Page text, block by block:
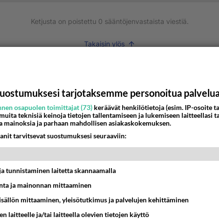
Ketjusta on poistettu 0 sääntöjenvastaista viestiä.
Takaisin ylös
KUUKAUSI
ei mene hyvin
Kotimaiset julkkisjuorut
Aitolehden isäpuoli on tämä suosittu laulaja
Kotimaiset julkkisjuorut
kaivattusi on tehnyt?
tarjotaksemme personoitua
osapuolen toimittajat (73) keräävät henkilötietoja (esim. IP-osoite
teknisiä keinoja tietojen tallentamiseen ja lukemiseen laitteellasi
ja parhaan mahdollisen asiakaskokemuksen.
tarvitsevat suostumuksesi seuraaviin:
tunnistaminen laitetta skannaamalla
ja mainonnan mittaaminen
mittaaminen, yleisötutkimus ja palvelujen kehittäminen
laitteelle ja/tai laitteella olevien tietojen käyttö